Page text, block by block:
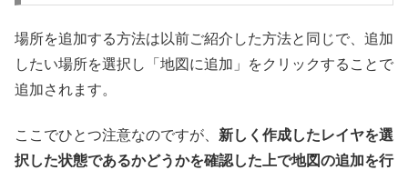
場所を追加する方法は以前ご紹介した方法と同じで、追加
したい場所を選択し「地図に追加」をクリックすることで
追加されます。
ここでひとつ注意なのですが、 新しく作成したレイヤを選
択した状態であるかどうかを確認した上で地図の追加を行